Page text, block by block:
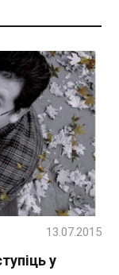
у
13.07.2015